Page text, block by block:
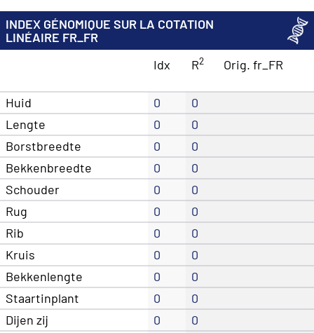
INDEX GÉNOMIQUE SUR LA COTATION
LINÉAIRE FR_FR
Idx
R2 Orig. fr_FR
Huid 0
0
Lengte
0
0
Borstbreedte
0
0
Bekkenbreedte
0
0
Schouder
0
0
Rug
0
0
Rib
0
0
Kruis
0
0
Bekkenlengte
0
0
Staartinplant
0
0
Dijen zij
0
0